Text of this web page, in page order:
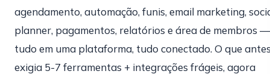
agendamento, automação, funis, email marketing,
planner, pagamentos, relatórios e área de membros —
tudo em uma plataforma, tudo conectado. O que
exigia 5-7 ferramentas + integrações frágeis, agora